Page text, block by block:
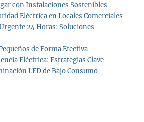
con Instalaciones Sostenibles
Eléctrica en Locales Comerciales
24 Horas: Soluciones
de Forma Efectiva
Eléctrica: Estrategias Clave
LED de Bajo Consumo